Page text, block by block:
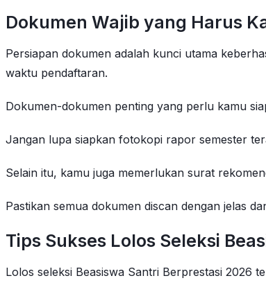
Dokumen Wajib yang Harus
Persiapan dokumen adalah kunci utama
waktu pendaftaran.
Dokumen-dokumen penting yang perlu kamu
Jangan lupa siapkan fotokopi rapor semester
Selain itu, kamu juga memerlukan surat
Pastikan semua dokumen discan dengan jelas
Tips Sukses Lolos Seleksi
Lolos seleksi Beasiswa Santri Berprestasi 2026